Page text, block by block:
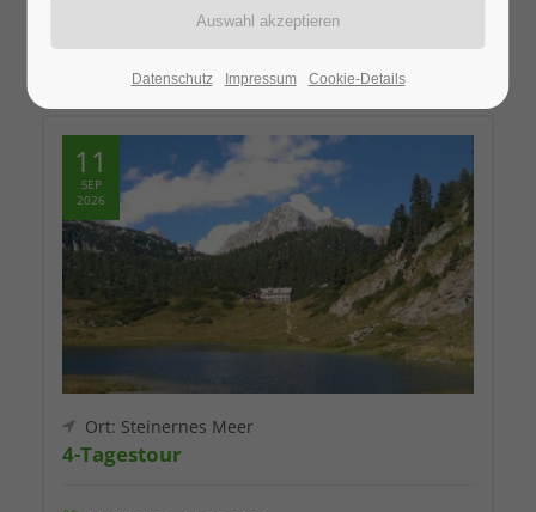
05.09.2026
11
SEP
2026
Ort: Steinernes Meer
4-Tagestour
Datenschutz Impressum Cookie-Details